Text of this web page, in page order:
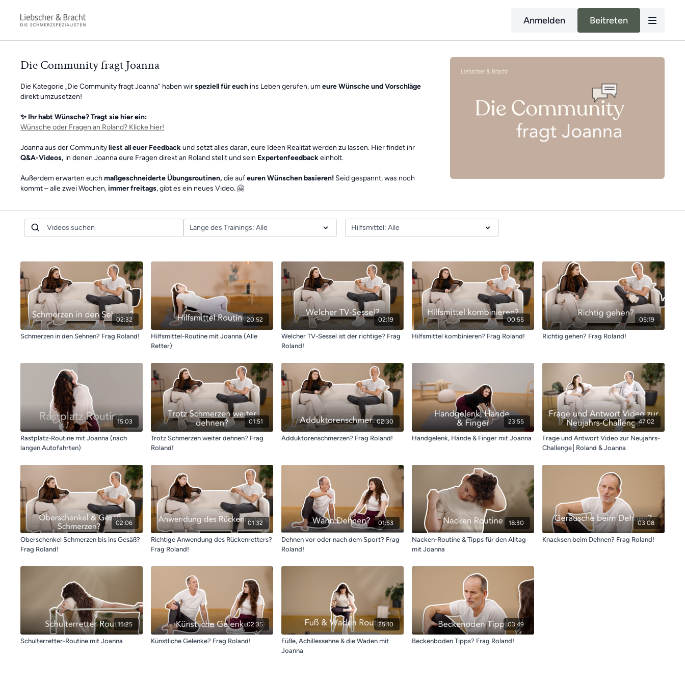
Anmelden Beitreten
Die Community fragt Joanna
Die Kategorie „Die Community fragt Joanna“ haben wirspeziell für euch ins Leben gerufen, umeure Wünsche und Vorschläge
direkt umzusetzen!
✨ Ihr habt Wünsche? Tragt sie hier ein:
Wünsche oder Fragen an Roland? Klicke hier!
Joanna aus der Communityliest all euer Feedbackund setzt alles daran, eure Ideen Realität werden zu lassen. Hier findet ihr
Q&A-Videos, in denen Joanna eure Fragen direkt an Roland stellt und sein Expertenfeedbackeinholt.
Außerdem erwarten euchmaßgeschneiderte Übungsroutinen,die aufeuren Wünschen basieren! Seid gespannt, was noch
kommt – alle zwei Wochen,immer freitags, gibt es ein neues Video. 🤗
02:32
Schmerzen in den Sehnen? Frag Roland!
20:52
Hilfsmittel-Routine mit Joanna (Alle
Retter)
02:19
Welcher TV-Sessel ist der richtige? Frag
Roland!
00:55
Hilfsmittel kombinieren? Frag Roland!
05:19
Richtig gehen? Frag Roland!
15:03
Rastplatz-Routine mit Joanna (nach
langen Autofahrten)
01:51
Trotz Schmerzen weiter dehnen? Frag
Roland!
02:30
Adduktorenschmerzen? Frag Roland!
23:55
Handgelenk, Hände & Finger mit Joanna
47:02
Frage und Antwort Video zur Neujahrs-
Challenge│Roland & Joanna
02:06
Oberschenkel Schmerzen bis ins Gesäß?
Frag Roland!
01:32
Richtige Anwendung des Rückenretters?
Frag Roland!
01:53
Dehnen vor oder nach dem Sport? Frag
Roland!
18:30
Nacken-Routine & Tipps für den Alltag
mit Joanna
03:08
Knacksen beim Dehnen? Frag Roland!
15:25
Schulterretter-Routine mit Joanna
02:35
Künstliche Gelenke? Frag Roland!
25:10
Füße, Achillessehne & die Waden mit
Joanna
03:49
Beckenboden Tipps? Frag Roland!